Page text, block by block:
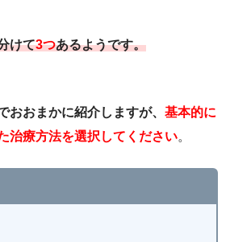
けて3つあるようです。
おまかに紹介しますが、 基本的に
治療方法を選択してください。